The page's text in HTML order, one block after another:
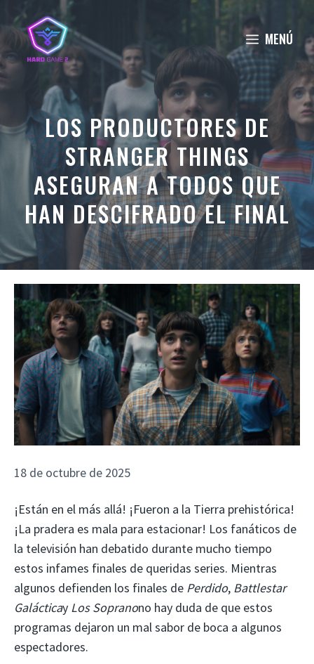
Saltar
al
contenido
MENÚ
LOS PRODUCTORES DE
STRANGER THINGS
ASEGURAN A TODOS QUE
HAN DESCIFRADO EL FINAL
18 de octubre de 2025
¡Están en el más allá! ¡Fueron a la Tierra prehistórica!
¡La pradera es mala para estacionar! Los fanáticos de
la televisión han debatido durante mucho tiempo
estos infames finales de queridas series. Mientras
algunos defienden los finales de Perdido, Battlestar
Galácticay Los Sopranono hay duda de que estos
programas dejaron un mal sabor de boca a algunos
espectadores.